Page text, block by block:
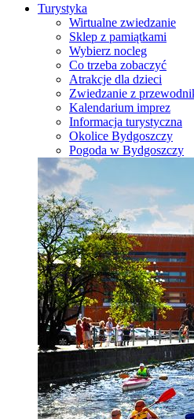
Turystyka
Wirtualne zwiedzanie
Sklep z pamiątkami
Wybierz nocleg
Co trzeba zobaczyć
Atrakcje dla dzieci
Zwiedzanie z
Kalendarium imprez
Informacja turystyczna
Okolice Bydgoszczy
Pogoda w Bydgoszczy